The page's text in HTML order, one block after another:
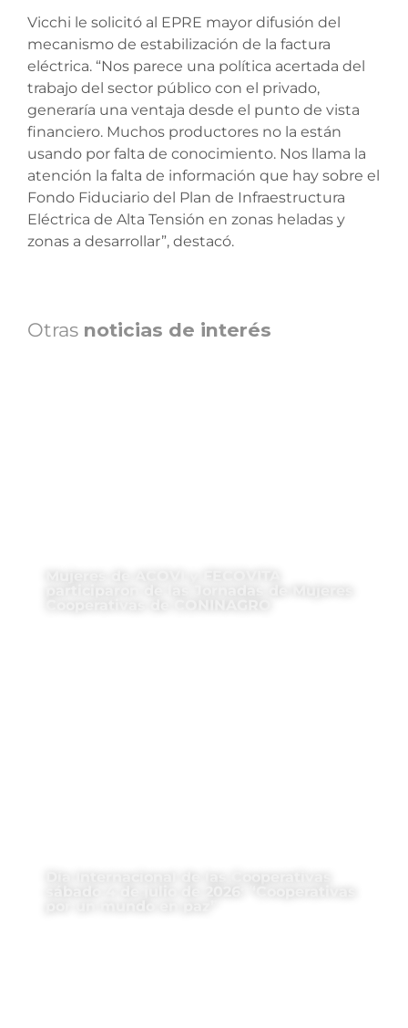
Vicchi le solicitó al EPRE mayor difusión del
mecanismo de estabilización de la factura
eléctrica. “Nos parece una política acertada del
trabajo del sector público con el privado,
generaría una ventaja desde el punto de vista
financiero. Muchos productores no la están
usando por falta de conocimiento. Nos llama la
atención la falta de información que hay sobre el
Fondo Fiduciario del Plan de Infraestructura
Eléctrica de Alta Tensión en zonas heladas y
zonas a desarrollar”, destacó.
Otras noticias de interés
Día Internacional de las Cooperativas